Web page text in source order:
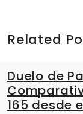
Related
Duelo de
165 desde